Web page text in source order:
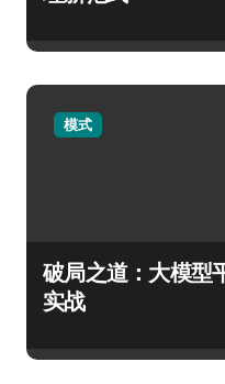
模式
破局之道：大模型
实战